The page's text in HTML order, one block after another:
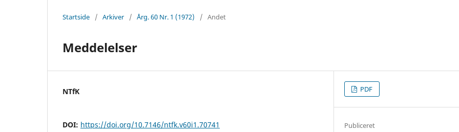
Startside / Arkiver / Årg. 60 Nr. 1 (1972) / Andet
Meddelelser
NTfK
DOI: https://doi.org/10.7146/ntfk.v60i1.70741
PDF
Publiceret